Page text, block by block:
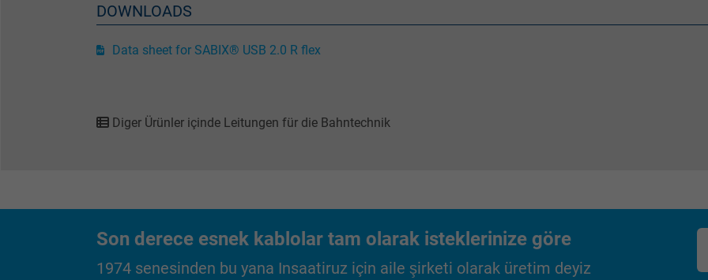
Expire 1 minute
report the user's actions on the website
DOWNLOADS
Data sheet for SABIX® USB 2.0 R flex
Diger Ürünler içinde Leitungen für die Bahntechnik
Son derece esnek kablolar tam olarak isteklerinize göre
1974 senesinden bu yana Insaatiruz için aile şirketi olarak üretim deyiz